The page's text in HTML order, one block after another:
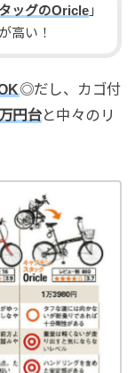
ッグのOricle」
高い！
◎だし、カゴ付
円台と中々のリ